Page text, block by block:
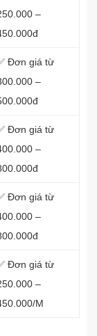
–
Đơn giá từ
–
Đơn giá từ
–
Đơn giá từ
–
Đơn giá từ
–
M